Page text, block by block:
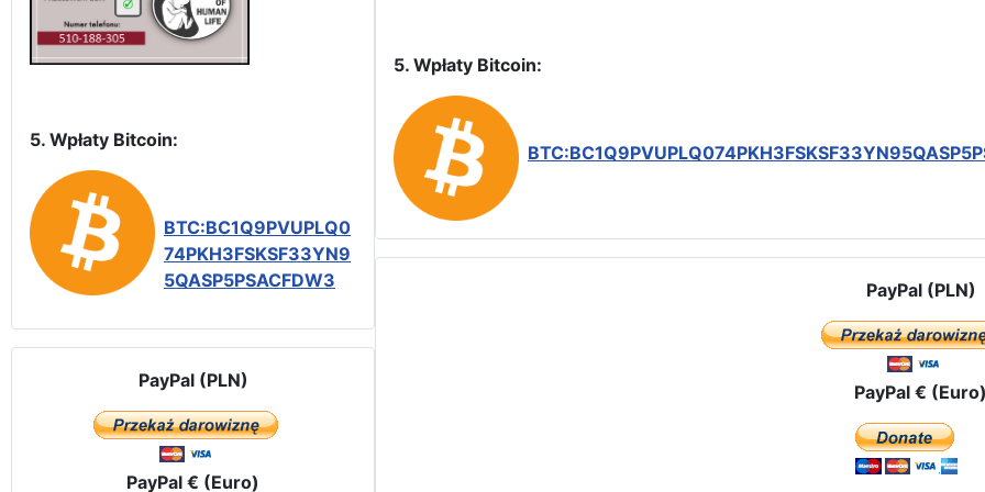
5. Wpłaty Bitcoin:
BTC:BC1Q9PVUPLQ0
74PKH3FSKSF33YN9
5QASP5PSACFDW3
PayPal (PLN)
PayPal € (Euro)
5. Wpłaty Bitcoin:
PayPal (PLN)
PayPal € (Euro)